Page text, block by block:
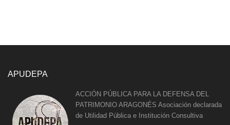
APUDEPA
ACCIÓN PÚBLICA PARA LA DEFENSA DEL
PATRIMONIO ARAGONÉS Asociación declarada
de Utilidad Pública e Institución Consultiva